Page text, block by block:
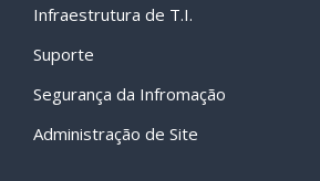
Infraestrutura de T.I.
Suporte
Segurança da Infromação
Administração de Site